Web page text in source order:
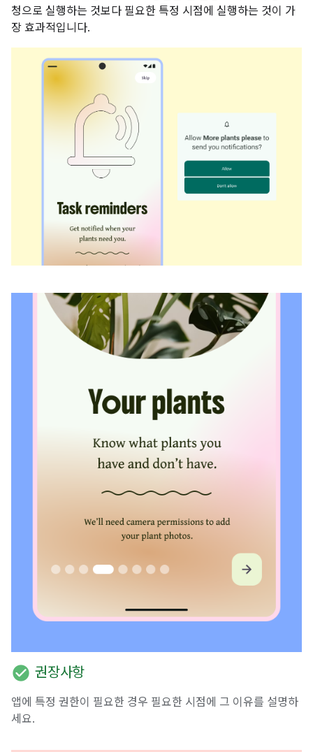
청으로 실행하는 것보다 필요한 특정 시점에 실행하는 것이 가
장 효과적입니다.
check_circle 권장사항
앱에 특정 권한이 필요한 경우 필요한 시점에 그 이유를 설명하
세요.